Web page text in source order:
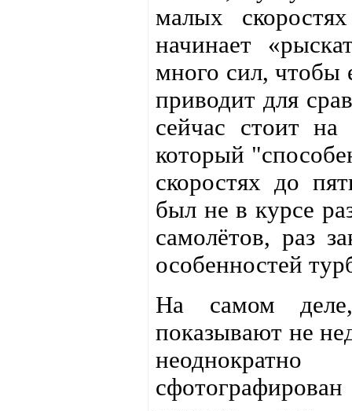
малых
начинает
много сил, чтобы
приводит для
сейчас стоит
который
скоростях до
был не в курсе
самолётов, раз
особенностей
На самом
показывают не